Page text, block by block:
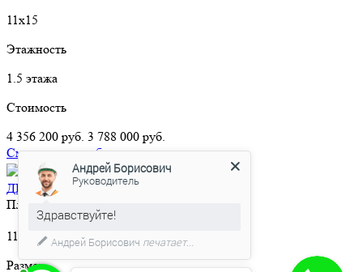
11х15
Этажность
1.5 этажа
Стоимость
4 356 200 руб. 3 788 000 руб.
Смотреть подробнее
21 450 руб/м2 -15%
ДБ-049 Дом из бруса «Зодчий»
Площадь
116.8 м
Размер
Андрей Борисович
Руководитель
Здравствуйте!
Андрей Борисович печатает...